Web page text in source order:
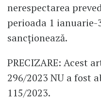
nerespectarea
perioada 1 ianuarie-
sancționează.
PRECIZARE: Acest
296/2023 NU a fost
115/2023.